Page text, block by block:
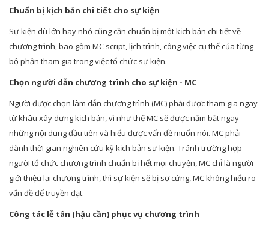
Chuẩn bị kịch bản chi tiết cho sự kiện
Sự kiện dù lớn hay nhỏ cũng cần chuẩn bị một kịch bản chi tiết về
chương trình, bao gồm MC script, lịch trình, công việc cụ thể của từng
bộ phận tham gia trong việc tổ chức sự kiện.
Chọn người dẫn chương trình cho sự kiện - MC
Người được chọn làm dẫn chương trình (MC) phải được tham gia ngay
từ khâu xây dựng kịch bản, vì như thế MC sẽ được nắm bắt ngay
những nội dung đầu tiên và hiểu được vấn đề muốn nói. MC phải
dành thời gian nghiên cứu kỹ kịch bản sự kiện. Tránh trường hợp
người tổ chức chương trình chuẩn bị hết mọi chuyện, MC chỉ là người
giới thiệu lại chương trình, thì sự kiện sẽ bị sơ cứng, MC không hiểu rõ
vấn đề để truyền đạt.
Công tác lễ tân (hậu cần) phục vụ chương trình